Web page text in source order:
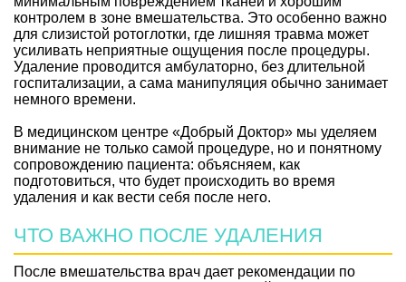
контролем в зоне вмешательства. Это особенно важно
для слизистой ротоглотки, где лишняя травма может
усиливать неприятные ощущения после процедуры.
Удаление проводится амбулаторно, без длительной
госпитализации, а сама манипуляция обычно занимает
немного времени.
В медицинском центре «Добрый Доктор» мы уделяем
внимание не только самой процедуре, но и понятному
сопровождению пациента: объясняем, как
подготовиться, что будет происходить во время
удаления и как вести себя после него.
ЧТО ВАЖНО ПОСЛЕ УДАЛЕНИЯ
После вмешательства врач дает рекомендации по